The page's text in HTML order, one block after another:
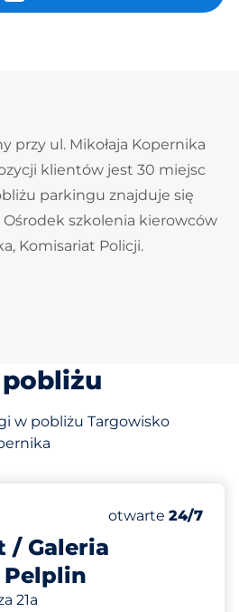
przy ul. Mikołaja Kopernika
klientów jest 30 miejsc
parkingu znajduje się
szkolenia kierowców
Komisariat Policji.
w pobliżu Targowisko
/ Galeria
21a
Liczba miejsc
Całkowita
otwarte 24/7